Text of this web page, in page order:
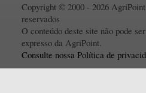
Copyright © 2000 - 2026
reservados
O conteúdo deste site não pode
expresso da AgriPoint.
Consulte nossa Política de